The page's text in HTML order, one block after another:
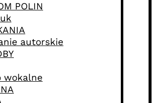
POLIN
autorskie
wokalne